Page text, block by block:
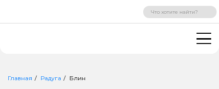
ВХОД РЕГИСТРАЦИЯ
Главная Радуга Блин